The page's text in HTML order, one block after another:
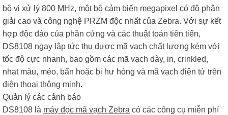
bộ vi xử lý 800 MHz, một bộ cảm biến megapixel có độ phân
giải cao và công nghệ PRZM độc nhất của Zebra. Với sự kết
hợp độc đáo của phần cứng và các thuật toán tiên tiến,
DS8108 ngay lập tức thu được mã vạch chất lượng kém với
tốc độ cực nhanh, bao gồm các mã vạch dày, in, crinkled,
nhạt màu, méo, bẩn hoặc bị hư hỏng và mã vạch điện tử trên
điện thoại thông minh.
Quản lý các cảnh báo
DS8108 là máy đọc mã vạch Zebra có các công cụ miễn phí